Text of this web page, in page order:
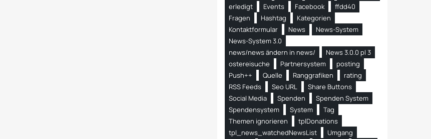
erledigt
Events Facebook
ffdd40
Fragen
Hashtag
Kategorien
Kontaktformular
News
News-System
News-System 3.0
news/news ändern in news/
News 3.0.0 pl 3
ostereisuche
Partnersystem
posting
Push++
Quelle Ranggrafiken
rating
RSS Feeds
Seo URL
Share Buttons
Social Media
Spenden
Spenden System
Spendensystem
System
Tag
Themen ignorieren
tplDonations
tpl_news_watchedNewsList
Umgang